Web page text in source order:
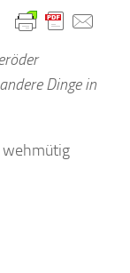
Dinge in
wehmütig